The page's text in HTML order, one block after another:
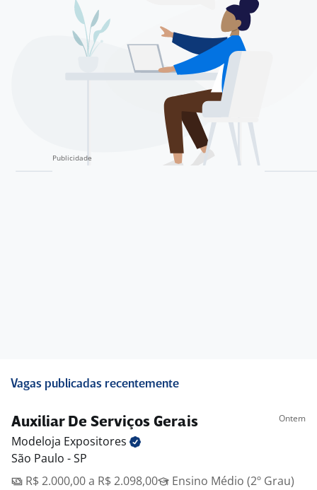
Vagas publicadas recentemente
Auxiliar De Serviços Gerais Ontem
Modeloja Expositores
São Paulo - SP
R$ 2.000,00 a R$ 2.098,00
Ensino Médio (2º Grau)